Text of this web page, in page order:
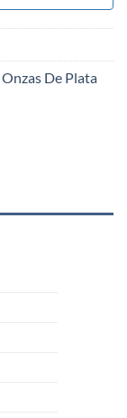
Onzas De Plata